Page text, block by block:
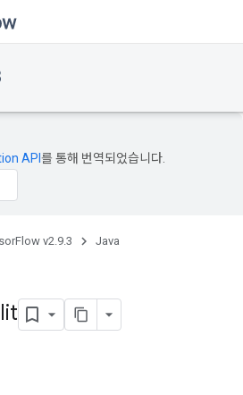
API 를 통해 번역되었습니다.
v2.9.3 Java